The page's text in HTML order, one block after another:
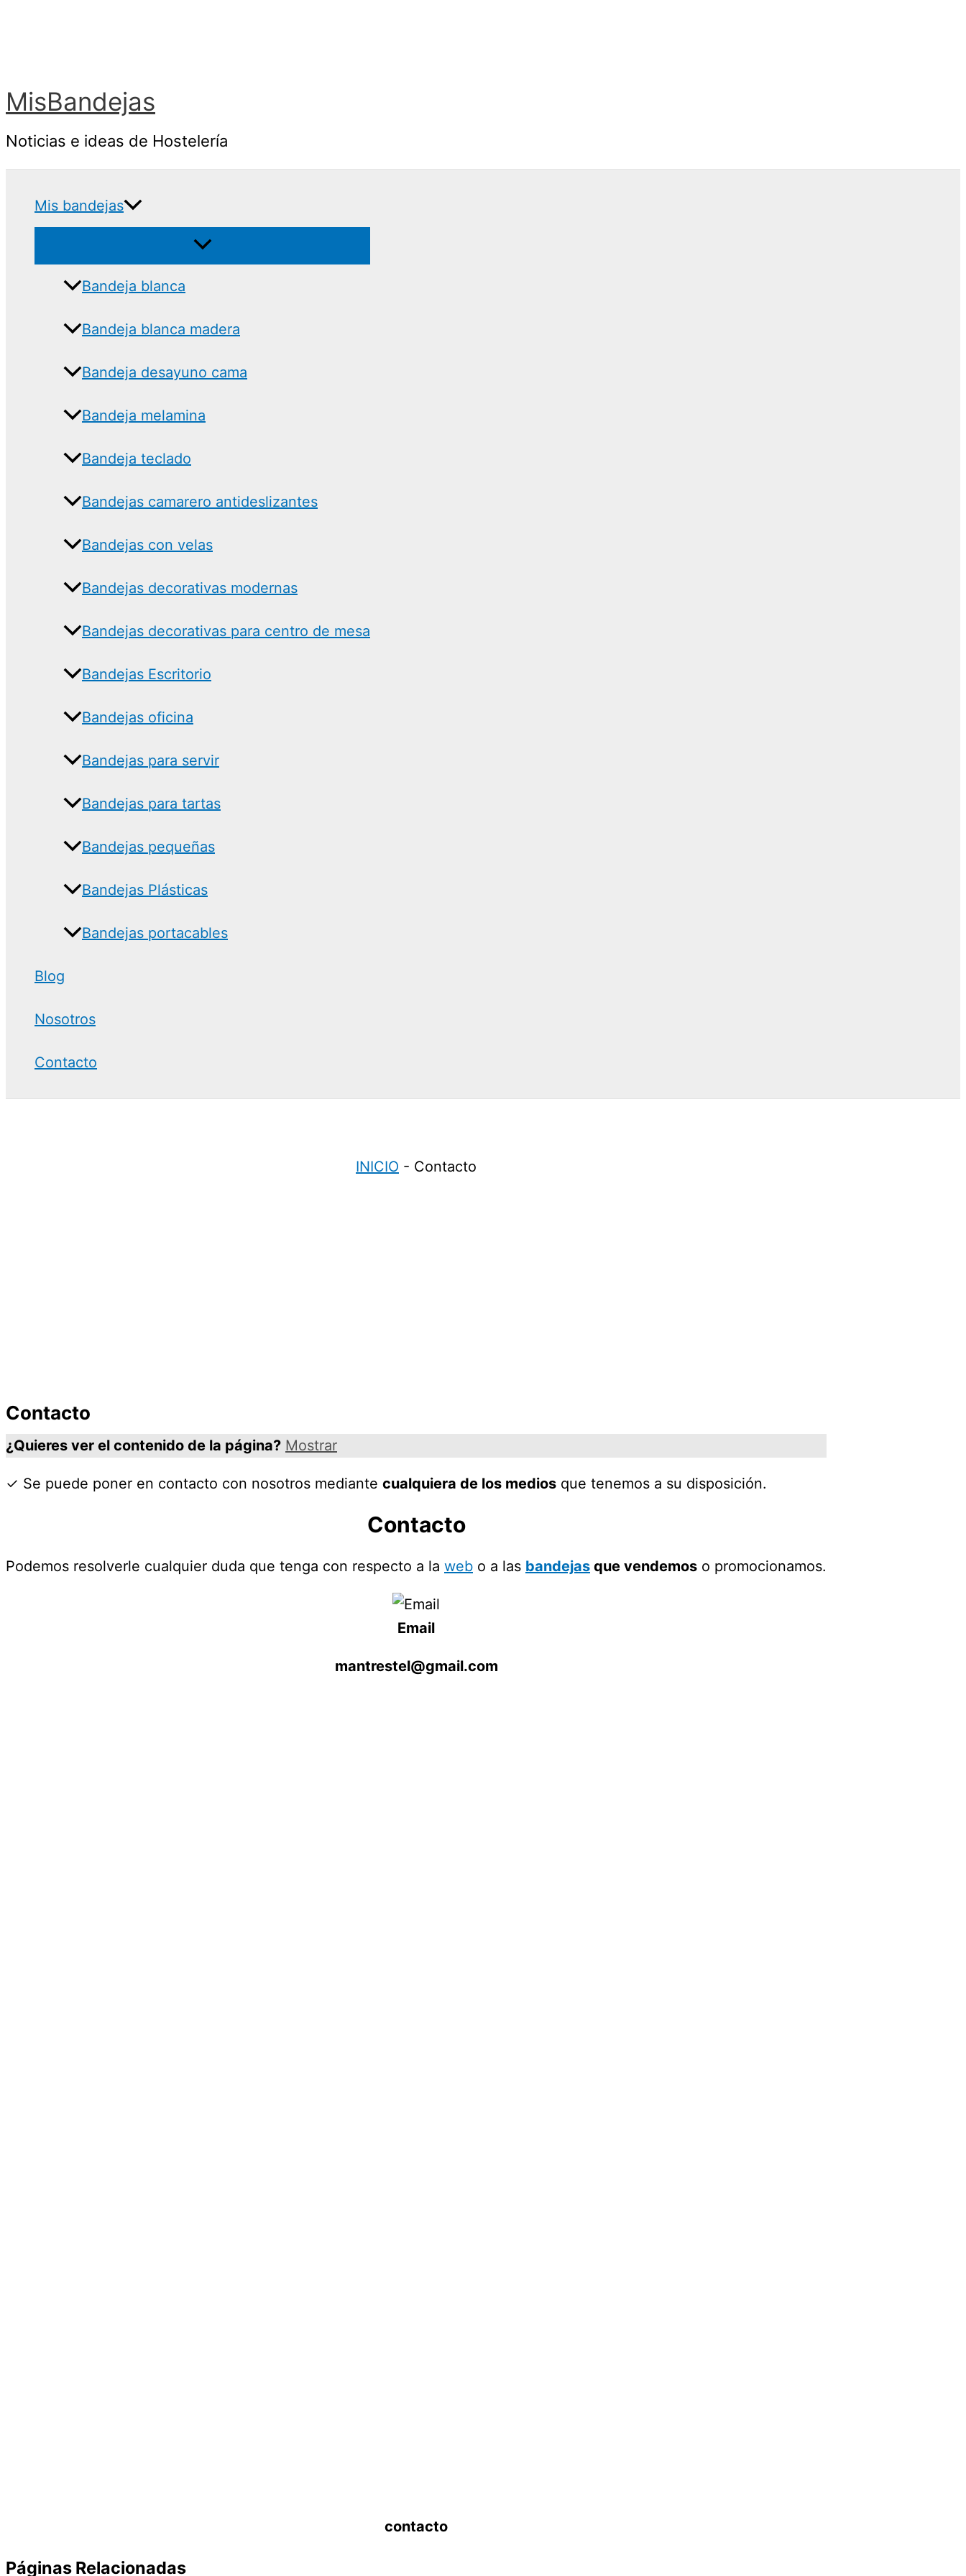
MisBandejas
Noticias e ideas de Hostelería
Mis bandejas
Bandeja blanca
Bandeja blanca madera
Bandeja desayuno cama
Bandeja melamina
Bandeja teclado
Bandejas camarero antideslizantes
Bandejas con velas
Bandejas decorativas modernas
Bandejas decorativas para centro de mesa
Bandejas Escritorio
Bandejas oficina
Bandejas para servir
Bandejas para tartas
Bandejas pequeñas
Bandejas Plásticas
Bandejas portacables
Blog
Nosotros
Contacto
INICIO - Contacto
Contacto
¿Quieres ver el contenido de la página? Mostrar
✓ Se puede poner en contacto con nosotros mediante cualquiera de los medios que tenemos a su disposición.
Contacto
Podemos resolverle cualquier duda que tenga con respecto a la web o a las bandejas que vendemos o promocionamos.
Email
mantrestel@gmail.com
contacto
Páginas Relacionadas